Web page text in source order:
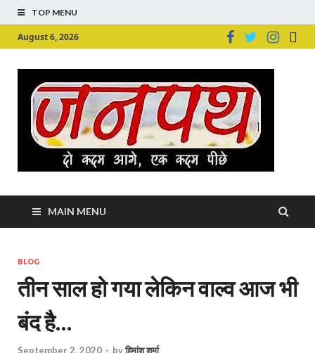
TOP MENU
August 6, 2026
MAIN MENU
BLOG
तीन साल हो गया लेकिन वाल्‍व आज भी
बंद है…
September 2, 2020 - byहिमांशु शर्मा